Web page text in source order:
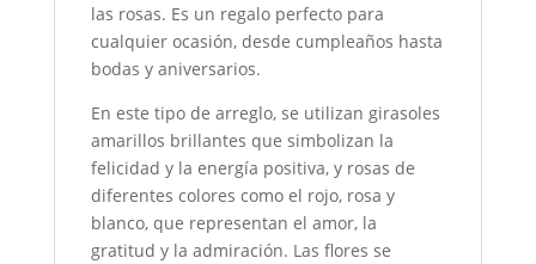
las rosas. Es un regalo perfecto para
cualquier ocasión, desde cumpleaños hasta
bodas y aniversarios.
En este tipo de arreglo, se utilizan girasoles
amarillos brillantes que simbolizan la
felicidad y la energía positiva, y rosas de
diferentes colores como el rojo, rosa y
blanco, que representan el amor, la
gratitud y la admiración. Las flores se